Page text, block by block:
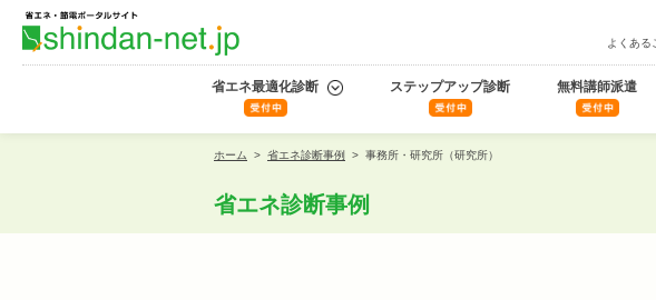
よくある
省エネ最適化診断 ステップアップ診断 無料講師派遣
ホーム > 省エネ診断事例 > 事務所・研究所（研究所）
省エネ診断事例